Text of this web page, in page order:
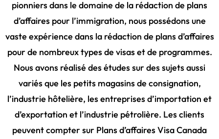
pionniers dans le domaine de la rédaction de plans
d’affaires pour l’immigration, nous possédons une
vaste expérience dans la rédaction de plans d’affaires
pour de nombreux types de visas et de programmes.
Nous avons réalisé des études sur des sujets aussi
variés que les petits magasins de consignation,
l’industrie hôtelière, les entreprises d’importation et
d’exportation et l’industrie pétrolière. Les clients
peuvent compter sur Plans d’affaires Visa Canada